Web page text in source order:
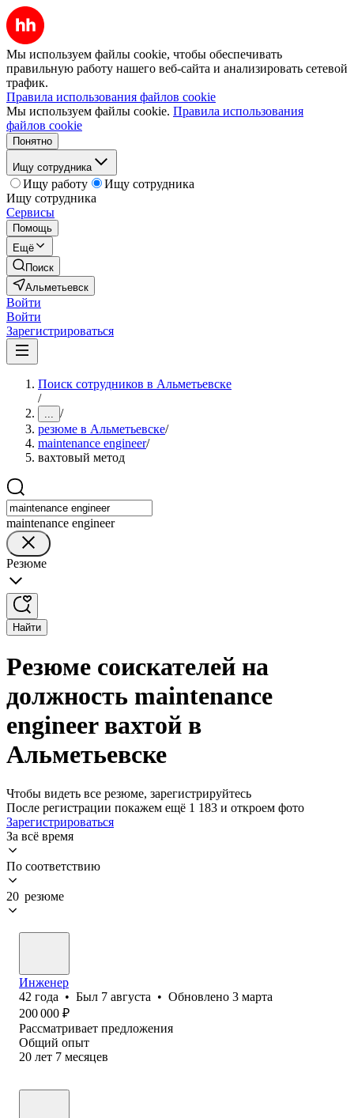
Мы используем файлы cookie, чтобы обеспечивать
правильную работу нашего веб-сайта и анализировать сетевой
трафик.
Правила использования файлов cookie
Мы используем файлы cookie. Правила использования
файлов cookie
Понятно
Ищу сотрудника
Ищу работу
Ищу сотрудника
Ищу сотрудника
Сервисы
Помощь
Ещё
Поиск
Альметьевск
Войти
Войти
Зарегистрироваться
Поиск сотрудников в Альметьевске
/
... /
резюме в Альметьевске/
maintenance engineer/
вахтовый метод
maintenance engineer
Резюме
Найти
Резюме соискателей на
должность maintenance
engineer вахтой в
Альметьевске
Чтобы видеть все резюме, зарегистрируйтесь
После регистрации покажем ещё 1 183 и откроем фото
Зарегистрироваться
За всё время
По соответствию
20 резюме
Инженер
42 года • Был 7 августа • Обновлено 3 марта
200 000 ₽
Рассматривает предложения
Общий опыт
20 лет 7 месяцев